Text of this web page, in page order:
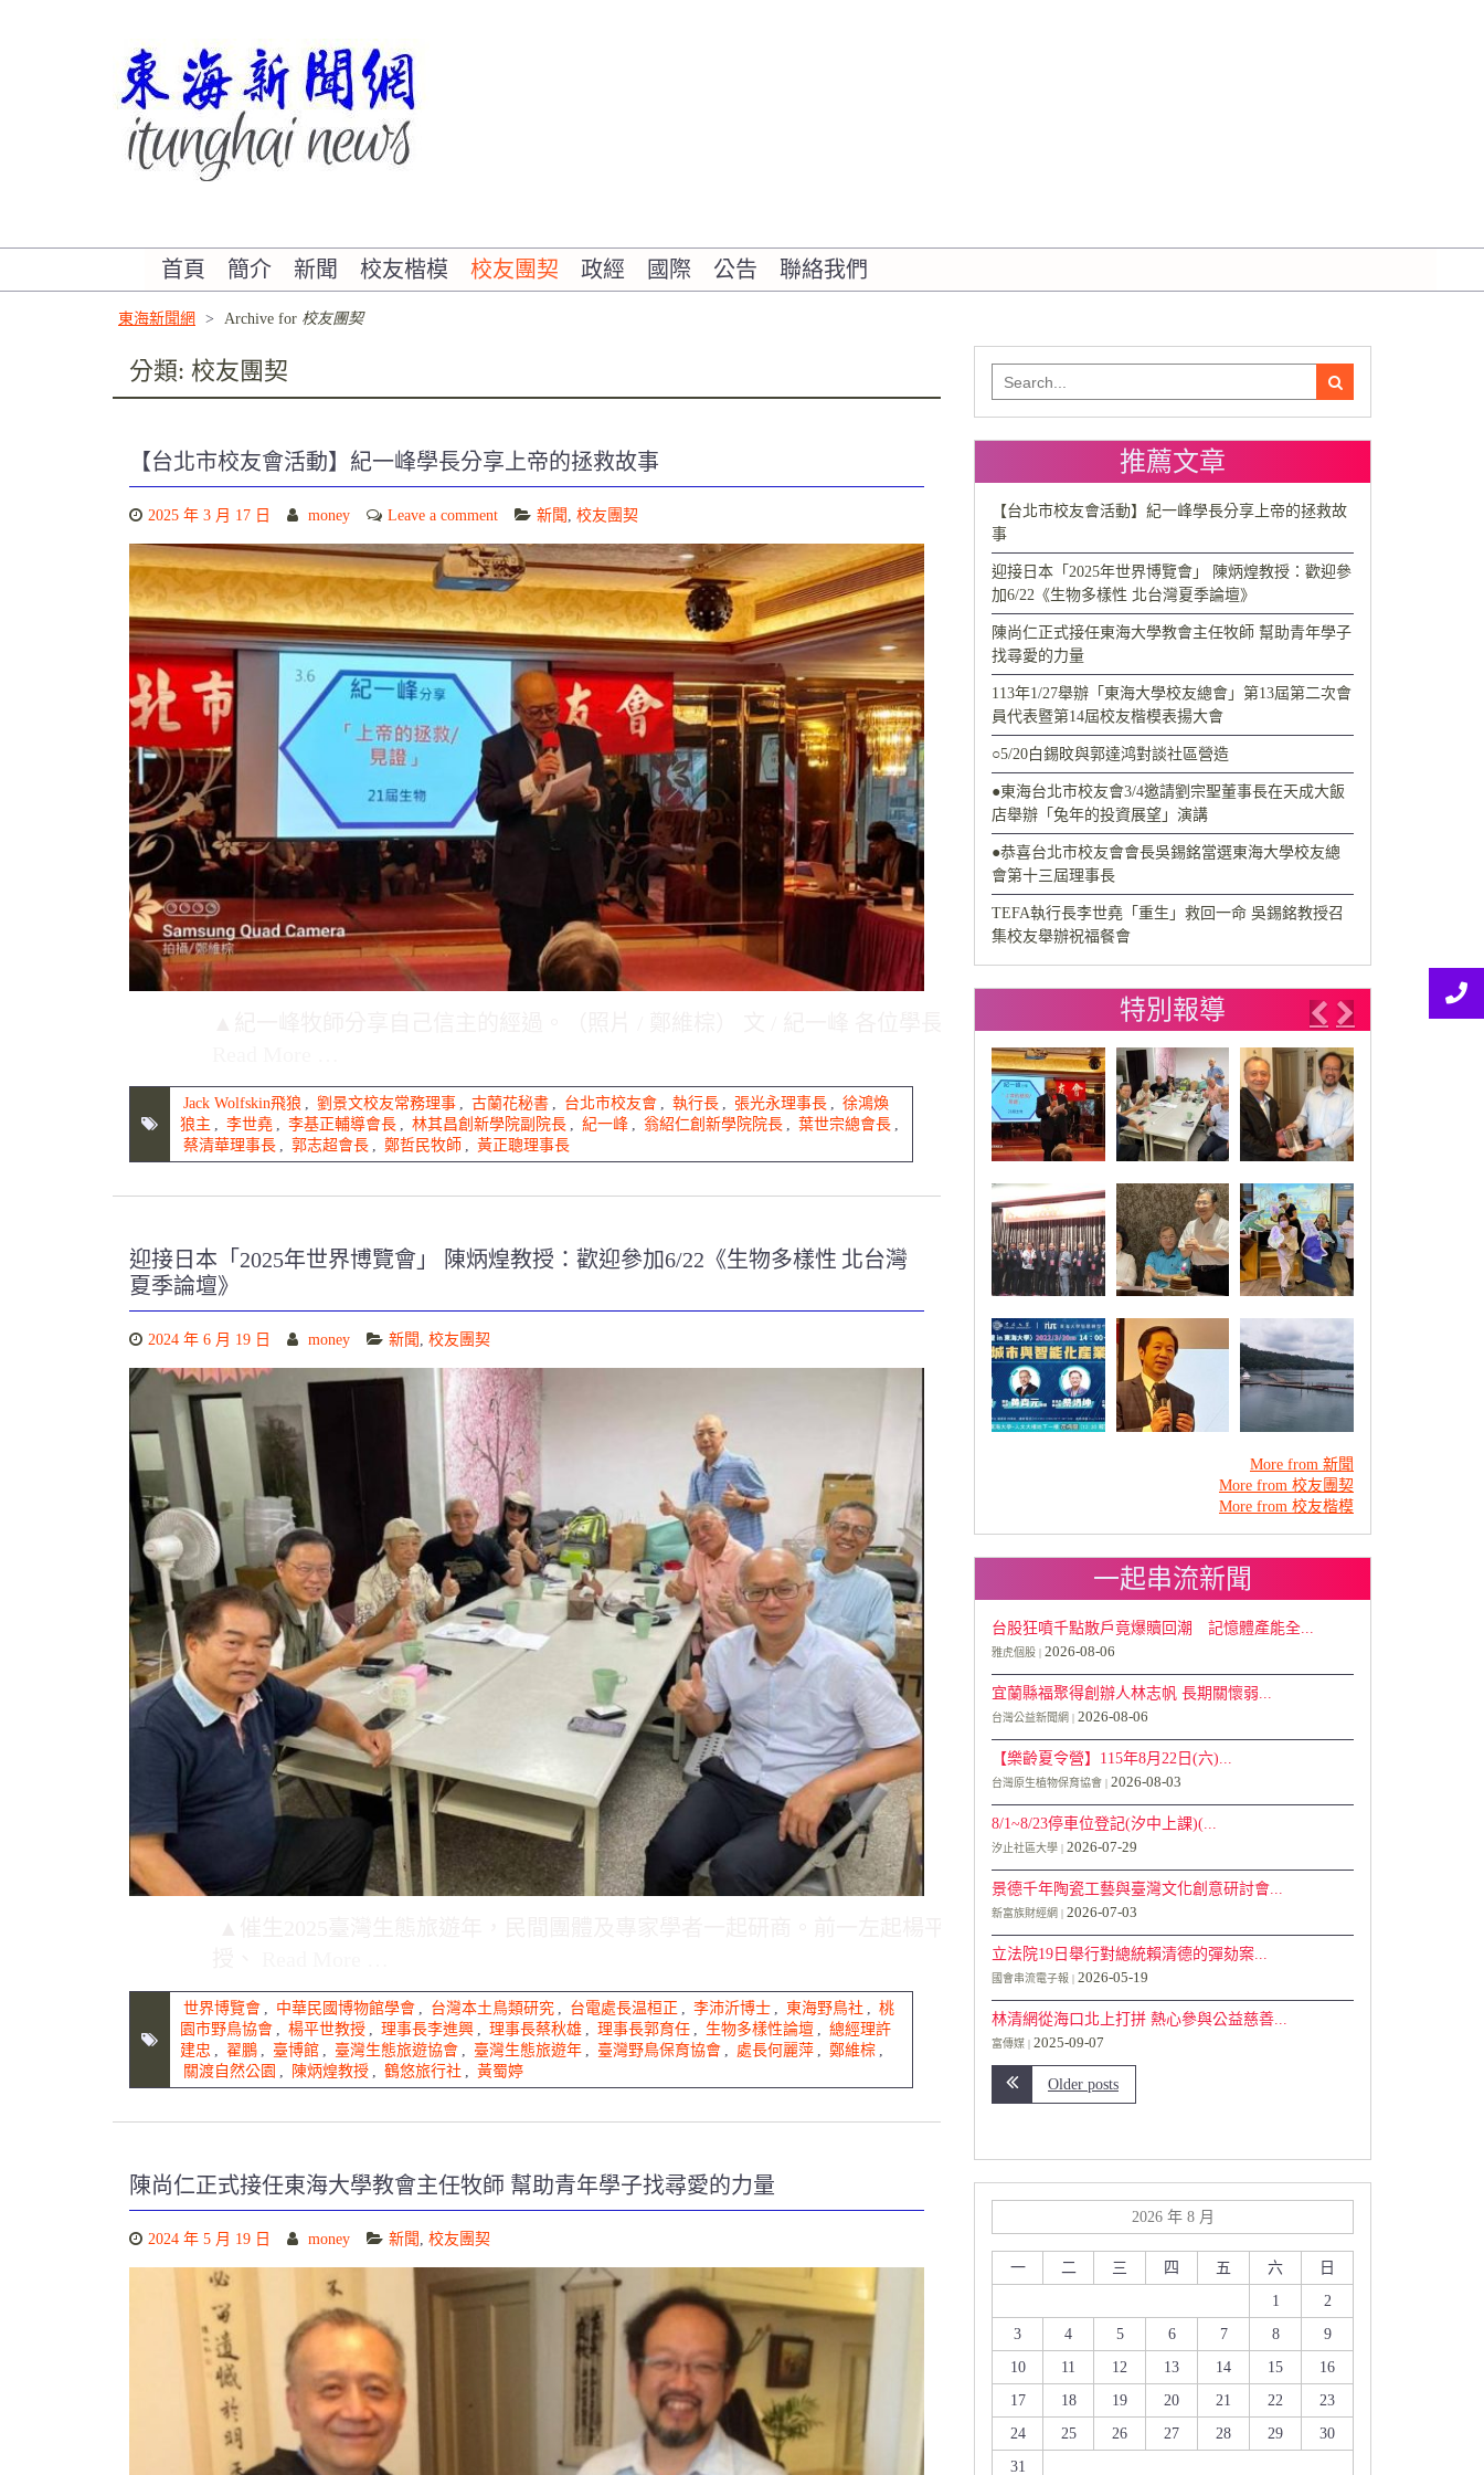
首頁 簡介 新聞 校友楷模 校友團契 政經 國際 公告 聯絡我們
東海新聞網 > Archive for 校友團契
分類: 校友團契
【台北市校友會活動】紀一峰學長分享上帝的拯救故事
2025 年 3 月 17 日 money Leave a comment 新聞 , 校友團契
Jack Wolfskin飛狼 劉景文校友常務理事 古蘭花秘書 台北市校友會 執行長 張光永理事長
徐鴻煥
狼主
李世堯 李基正輔導會長 林其昌創新學院副院長 紀一峰 翁紹仁創新學院院長 葉世宗總會長
蔡清華理事長
郭志超會長 鄭哲民牧師 黃正聰理事長
迎接日本「2025年世界博覽會」 陳炳煌教授：歡迎參加6/22《生物多樣性 北台灣
夏季論壇》
2024 年 6 月 19 日 money 新聞 校友團契
世界博覽會 , 中華民國博物館學會 , 台灣本土鳥類研究 , 台電處長温桓正 , 李沛沂博士 , 東海野鳥社 , 桃
園市野鳥協會 , 楊平世教授 , 理事長李進興 , 理事長蔡秋雄 , 理事長郭育任 , 生物多樣性論壇 , 總經理許
建忠 , 翟鵬 , 臺博館 , 臺灣生態旅遊協會 , 臺灣生態旅遊年 , 臺灣野鳥保育協會 , 處長何麗萍 , 鄭維棕 ,
關渡自然公園 , 陳炳煌教授 , 鶴悠旅行社 , 黃蜀婷
陳尚仁正式接任東海大學教會主任牧師 幫助青年學子找尋愛的力量
2024 年 5 月 19 日 money 新聞 , 校友團契
Search
推薦文章
【台北市校友會活動】紀一峰學長分享上帝的拯救故
事
迎接日本「2025年世界博覽會」 陳炳煌教授：歡迎參
加6/22《生物多樣性 北台灣夏季論壇》
陳尚仁正式接任東海大學教會主任牧師 幫助青年學子
找尋愛的力量
113年1/27舉辦「東海大學校友總會」第13屆第二次會
員代表暨第14屆校友楷模表揚大會
○5/20白錫旼與郭達鸿對談社區營造
●東海台北市校友會3/4邀請劉宗聖董事長在天成大飯
店舉辦「兔年的投資展望」演講
●恭喜台北市校友會會長吳錫銘當選東海大學校友總
會第十三屆理事長
TEFA執行長李世堯「重生」救回一命 吳錫銘教授召
集校友舉辦祝福餐會
特別報導
Previous
Next
More from 新聞
More from 校友團契
More from 校友楷模
一起串流新聞
台股狂噴千點散戶竟爆贖回潮 記憶體產能全...
雅虎個股 2026-08-06
宜蘭縣福聚得創辦人林志帆 長期關懷弱...
台灣公益新聞網 2026-08-06
【樂齡夏令營】115年8月22日(六)...
台灣原生植物保育協會 2026-08-03
8/1~8/23停車位登記(汐中上課)(...
汐止社區大學 2026-07-29
景德千年陶瓷工藝與臺灣文化創意研討會...
新富族財經網 2026-07-03
立法院19日舉行對總統賴清德的彈劾案...
國會串流電子報 2026-05-19
林清網從海口北上打拼 熱心參與公益慈善...
富傳媒 2025-09-07
Older posts
2026 年 8 月
一 二 三 四 五 六
日
1
2
3
4 5 6 7 8
9
10
11 12 13 14 15
16
17
18 19 20 21 22
23
24
25 26 27 28 29
30
31